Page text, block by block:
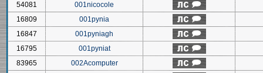
54081
001nicocole
16809
001pynia
16847
001pyniagh
16795
001pyniat
83965
002Acomputer